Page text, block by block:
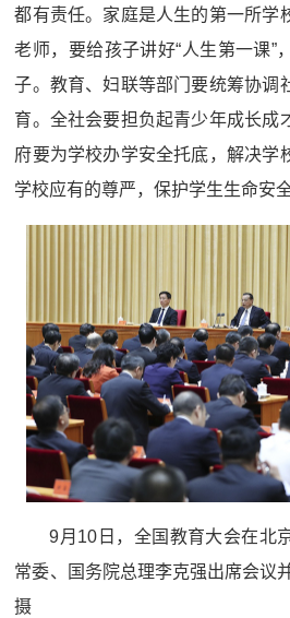
都有责任。家庭是人生的第一所学
老师，要给孩子讲好“人生第一课”
子。教育、妇联等部门要统筹协调
育。全社会要担负起青少年成长成
府要为学校办学安全托底，解决学
学校应有的尊严，保护学生生命安全
9月10日，全国教育大会在北
常委、国务院总理李克强出席会议
摄